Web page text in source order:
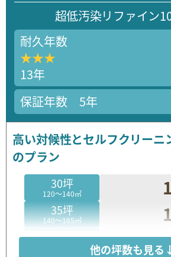
超低汚染リファイン
耐久年数
★★★★★
★★★★★
13年
保証年数 5年
高い対候性とセルフクリーニ
のプラン
30坪
120～140㎡
35坪
140～165㎡
40坪
他の坪数も見る